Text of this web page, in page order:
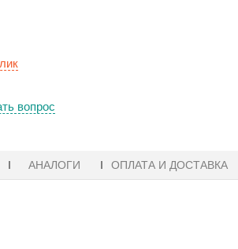
вопрос
АНАЛОГИ ОПЛАТА И ДОСТАВКА